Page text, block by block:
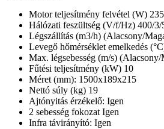
Motor teljesítmény felvétel (W) 235
Hálózati feszültség (V/f/Hz) 400/3/
Légszállítás (m3/h) (Alacsony/
Levegő hőmérséklet emelkedés
Max. légsebesség (m/s)
Fűtési teljesítmény (kW) 10
Méret (mm): 1500x189x215
Nettó súly (kg) 19
Ajtónyitás érzékelő: Igen
2 sebesség fokozat Igen
Infra távirányító: Igen